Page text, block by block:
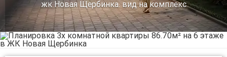
жк Новая Щербинка. вид на комплекс